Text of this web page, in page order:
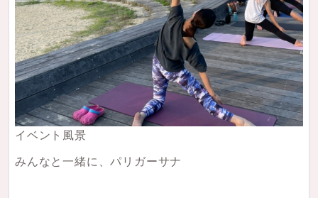
イベント風景
みんなと一緒に、パリガーサナ